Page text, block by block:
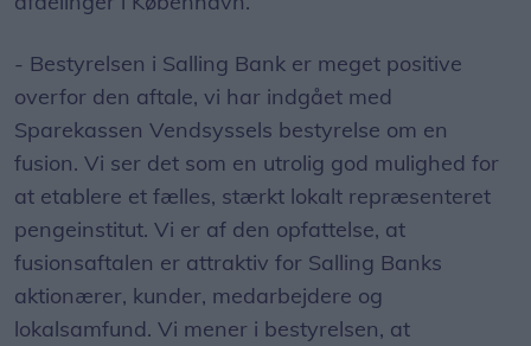
- Bestyrelsen i Salling Bank er meget positive
overfor den aftale, vi har indgået med
Sparekassen Vendsyssels bestyrelse om en
fusion. Vi ser det som en utrolig god mulighed for
at etablere et fælles, stærkt lokalt repræsenteret
pengeinstitut. Vi er af den opfattelse, at
fusionsaftalen er attraktiv for Salling Banks
aktionærer, kunder, medarbejdere og
lokalsamfund. Vi mener i bestyrelsen, at